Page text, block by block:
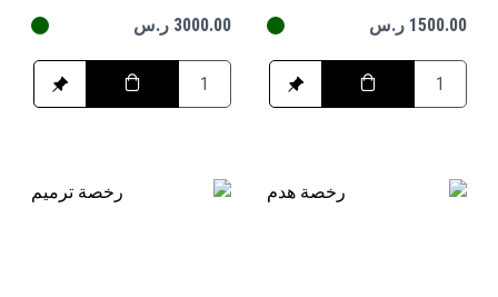
1500.00 ر.س
3000.00 ر.س